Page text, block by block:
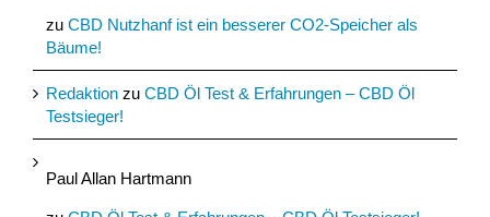
zu CBD Nutzhanf ist ein besserer CO2-Speicher als
Bäume!
Redaktion zu CBD Öl Test & Erfahrungen – CBD Öl
Testsieger!
Paul Allan Hartmann